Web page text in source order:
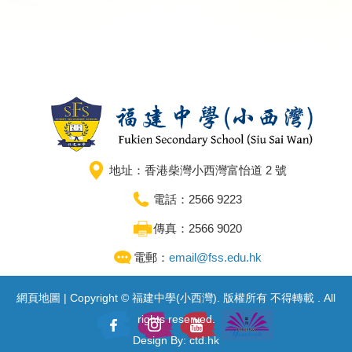
地址：香港柴灣小西灣富怡道 2 號
電話：2566 9223
傳真：2566 9020
電郵： email@fss.edu.hk
網頁地圖 | Copyright © 福建中學(小西灣). 版權所有 不得轉載 . All
rights reserved.
Design By: ctd.hk